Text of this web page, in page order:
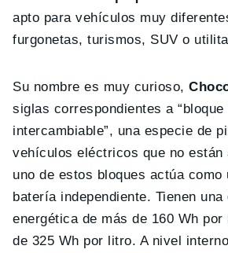
apto para vehículos muy
furgonetas, turismos, SUV o
Su nombre es muy curioso,
siglas correspondientes a
intercambiable”, una especie de
vehículos eléctricos que no están
uno de estos bloques actúa como
batería independiente. Tienen una
energética de más de 160 Wh
de 325 Wh por litro. A nivel